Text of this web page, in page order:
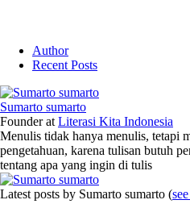
Author
Recent Posts
Sumarto sumarto
Founderat Literasi Kita Indonesia
Menulis tidak hanya menulis, tetapi
pengetahuan, karena tulisan butuh
tentang apa yang ingin di tulis
Latest posts by Sumarto sumarto (